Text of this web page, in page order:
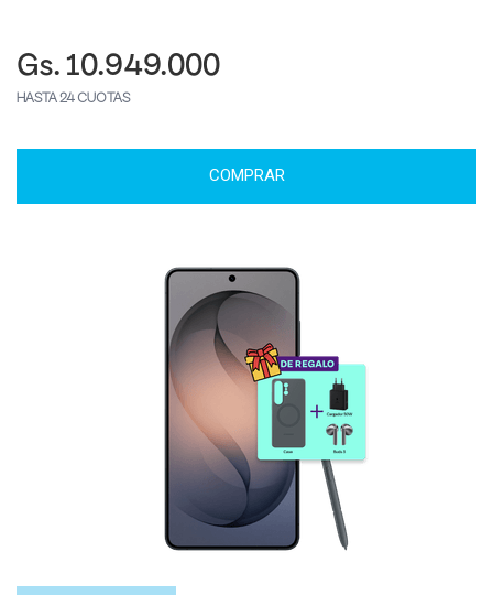
Gs. 10.949.000
HASTA 24 CUOTAS
COMPRAR